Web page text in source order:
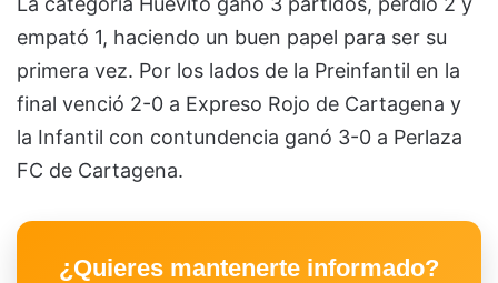
empató 1, haciendo un buen papel para ser su
primera vez. Por los lados de la Preinfantil en la
final venció 2-0 a Expreso Rojo de Cartagena y
la Infantil con contundencia ganó 3-0 a Perlaza
FC de Cartagena.
¿Quieres mantenerte informado?